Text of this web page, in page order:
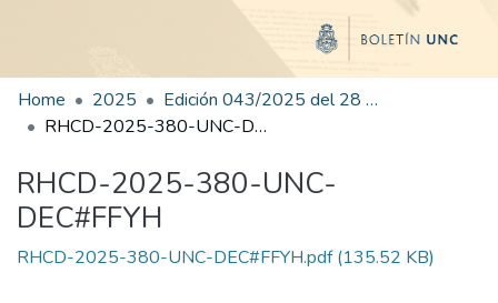
Home 2025
Edición 043/2025 del 28 de agosto de 2025
RHCD-2025-380-UNC-DEC#FFYH
RHCD-2025-380-UNC-
DEC#FFYH
RHCD-2025-380-UNC-DEC#FFYH.pdf(135.52 KB)